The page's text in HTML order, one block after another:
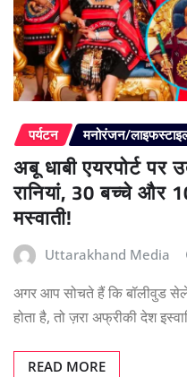
पर्यटन मनोरंजन/
अबू धाबी एयरपोर्ट पर
रानियां, 30 बच्चे और
मस्वाती!
Uttarakhand Media
अगर आप सोचते हैं कि बॉलीवुड
होता है, तो ज़रा अफ्रीकी देश
READ MORE